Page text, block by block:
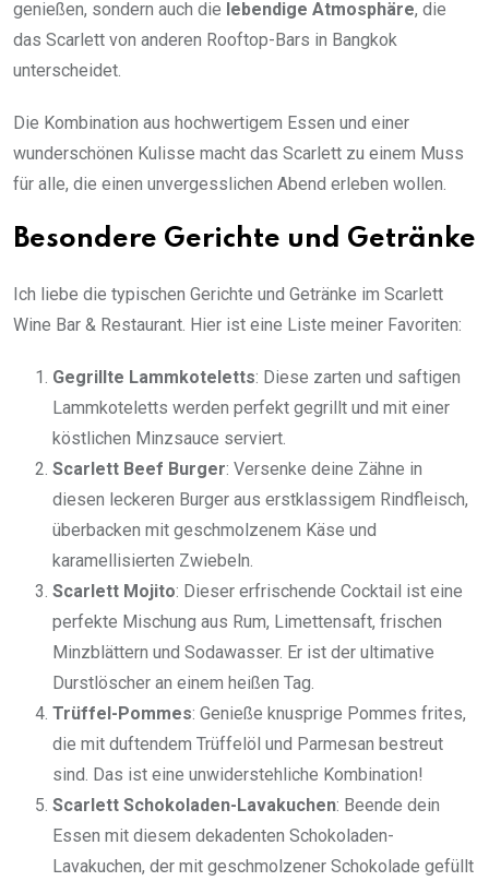
genießen, sondern auch die lebendige Atmosphäre, die
das Scarlett von anderen Rooftop-Bars in Bangkok
unterscheidet.
Die Kombination aus hochwertigem Essen und einer
wunderschönen Kulisse macht das Scarlett zu einem Muss
für alle, die einen unvergesslichen Abend erleben wollen.
Besondere Gerichte und Getränke
Ich liebe die typischen Gerichte und Getränke im Scarlett
Wine Bar & Restaurant. Hier ist eine Liste meiner Favoriten:
Gegrillte Lammkoteletts: Diese zarten und saftigen
Lammkoteletts werden perfekt gegrillt und mit einer
köstlichen Minzsauce serviert.
Scarlett Beef Burger: Versenke deine Zähne in
diesen leckeren Burger aus erstklassigem Rindfleisch,
überbacken mit geschmolzenem Käse und
karamellisierten Zwiebeln.
Scarlett Mojito: Dieser erfrischende Cocktail ist eine
perfekte Mischung aus Rum, Limettensaft, frischen
Minzblättern und Sodawasser. Er ist der ultimative
Durstlöscher an einem heißen Tag.
Trüffel-Pommes: Genieße knusprige Pommes frites,
die mit duftendem Trüffelöl und Parmesan bestreut
sind. Das ist eine unwiderstehliche Kombination!
Scarlett Schokoladen-Lavakuchen: Beende dein
Essen mit diesem dekadenten Schokoladen-
Lavakuchen, der mit geschmolzener Schokolade gefüllt